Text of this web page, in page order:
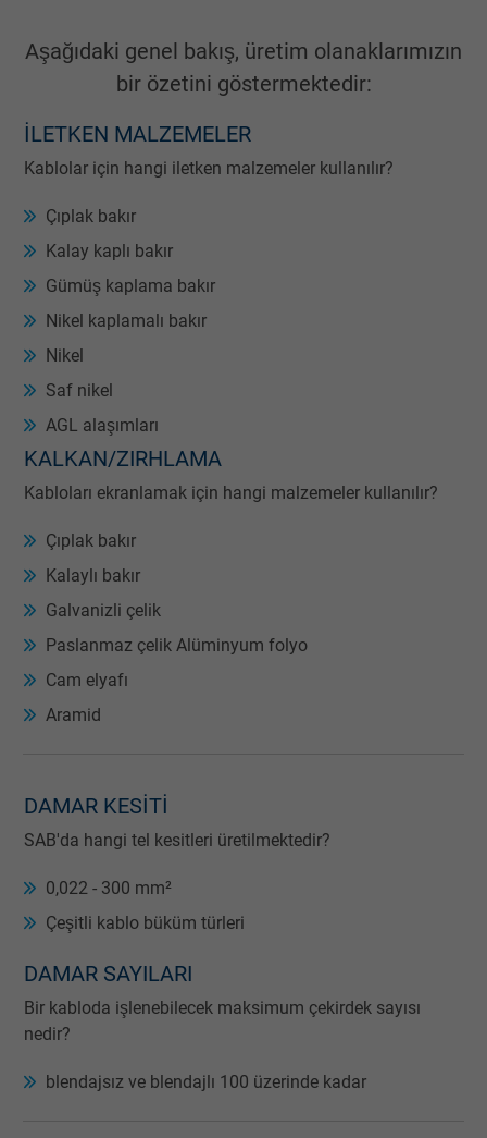
Vendor Google LLC
Purpose
Contains a randomly generated user ID.
and display personalized advertising.
Name
bkdwCNfVtWgQ67qT8AM,49021628980,
Vendor
Purpose This is a conversion tracking service.
Vendor Google Ads Conversion Tracking, Google LLC
Persistent
Purpose
Expire 6 months
Registers a unique ID that identifies a
targeted advertising.
Aşağıdaki genel bakış, üretim olanaklarımızın
bir özetini göstermektedir:
İLETKEN MALZEMELER
Kablolar için hangi iletken malzemeler kullanılır?
Çıplak bakır
Kalay kaplı bakır
Gümüş kaplama bakır
Nikel kaplamalı bakır
Nikel
Saf nikel
AGL alaşımları
KALKAN/ZIRHLAMA
Kabloları ekranlamak için hangi malzemeler kullanılır?
Çıplak bakır
Kalaylı bakır
Galvanizli çelik
Paslanmaz çelik Alüminyum folyo
Cam elyafı
Aramid
DAMAR KESITI
SAB'da hangi tel kesitleri üretilmektedir?
0,022 - 300 mm²
Çeşitli kablo büküm türleri
DAMAR SAYILARI
Bir kabloda işlenebilecek maksimum çekirdek sayısı
nedir?
blendajsız ve blendajlı 100 üzerinde kadar